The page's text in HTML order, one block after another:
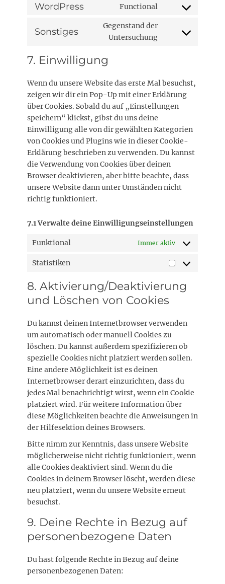
WordPress Functional
Consent
service
Sonstiges
Gegenstand der
Untersuchung
Consent
7. Einwilligung
Wenn du unsere Website das erste Mal besuchst,
zeigen wir dir ein Pop-Up mit einer Erklärung
über Cookies. Sobald du auf „Einstellungen
speichern“ klickst, gibst du uns deine
Einwilligung alle von dir gewählten Kategorien
von Cookies und Plugins wie in dieser Cookie-
Erklärung beschrieben zu verwenden. Du kannst
die Verwendung von Cookies über deinen
Browser deaktivieren, aber bitte beachte, dass
unsere Website dann unter Umständen nicht
richtig funktioniert.
7.1 Verwalte deine Einwilligungseinstellungen
Funktional Immer aktiv
Statistiken
Statistiken
8. Aktivierung/Deaktivierung
und Löschen von Cookies
Du kannst deinen Internetbrowser verwenden
um automatisch oder manuell Cookies zu
löschen. Du kannst außerdem spezifizieren ob
spezielle Cookies nicht platziert werden sollen.
Eine andere Möglichkeit ist es deinen
Internetbrowser derart einzurichten, dass du
jedes Mal benachrichtigt wirst, wenn ein Cookie
platziert wird. Für weitere Information über
diese Möglichkeiten beachte die Anweisungen in
der Hilfesektion deines Browsers.
Bitte nimm zur Kenntnis, dass unsere Website
möglicherweise nicht richtig funktioniert, wenn
alle Cookies deaktiviert sind. Wenn du die
Cookies in deinem Browser löscht, werden diese
neu platziert, wenn du unsere Website erneut
besuchst.
9. Deine Rechte in Bezug auf
personenbezogene Daten
Du hast folgende Rechte in Bezug auf deine
personenbezogenen Daten: